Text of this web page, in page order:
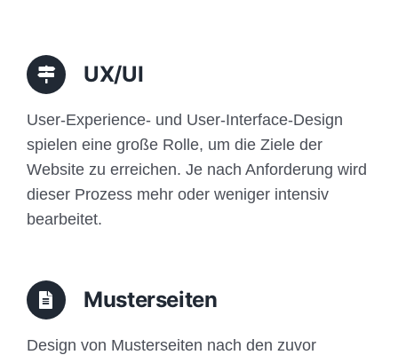
UX/UI
User-Experience- und User-Interface-Design
spielen eine große Rolle, um die Ziele der
Website zu erreichen. Je nach Anforderung wird
dieser Prozess mehr oder weniger intensiv
bearbeitet.
Musterseiten
Design von Musterseiten nach den zuvor